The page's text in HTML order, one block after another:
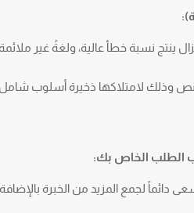
ينتج نسبة خطأ عالية، ولغةً غير
وذلك لامتلاكها ذخيرة أسلوب
الطلب الخاص بك:
دائماً لجمع المزيد من الخبرة